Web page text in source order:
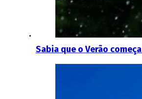
Sabia que o Verão